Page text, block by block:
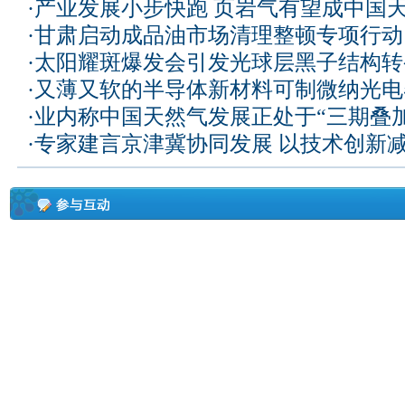
·产业发展小步快跑 页岩气有望成中国
·甘肃启动成品油市场清理整顿专项行
·太阳耀斑爆发会引发光球层黑子结构
·又薄又软的半导体新材料可制微纳光
·业内称中国天然气发展正处于“三期叠
·专家建言京津冀协同发展 以技术创新